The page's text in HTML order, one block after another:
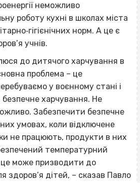
неможливо
роботу кухні в школах міста
норм. А це є
учнів.
до дитячого харчування в
проблема – це
у воєнному стані і
харчування. Не
Забезпечити безпечне
умовах, коли відключене
не працюють, продукти в них
температурний
може призводити до
здоров’я дітей, – сказав Павло